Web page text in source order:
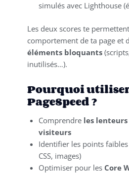
simulés avec Lighthouse
Les deux scores te
comportement de ta page et
éléments bloquants
inutilisés…).
Pourquoi utiliser
PageSpeed ?
Comprendre les
visiteurs
Identifier les points
CSS, images)
Optimiser pour les Core